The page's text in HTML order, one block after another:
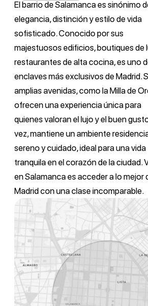
El barrio de Salamanca es sinónimo
elegancia, distinción y estilo de vida
sofisticado. Conocido por sus
majestuosos edificios, boutiques de
restaurantes de alta cocina, es uno
enclaves más exclusivos de Madrid.
amplias avenidas, como la Milla de
ofrecen una experiencia única para
quienes valoran el lujo y el buen
vez, mantiene un ambiente
sereno y cuidado, ideal para una vida
tranquila en el corazón de la ciudad.
en Salamanca es acceder a lo mejor
Madrid con una clase incomparable.